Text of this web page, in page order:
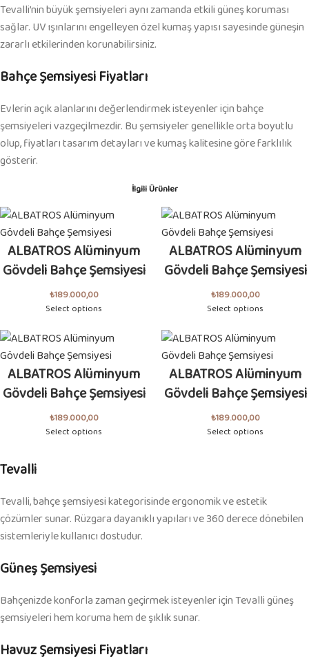
Tevalli’nin büyük şemsiyeleri aynı zamanda etkili güneş koruması
sağlar. UV ışınlarını engelleyen özel kumaş yapısı sayesinde güneşin
zararlı etkilerinden korunabilirsiniz.
Bahçe Şemsiyesi Fiyatları
Evlerin açık alanlarını değerlendirmek isteyenler için bahçe
şemsiyeleri vazgeçilmezdir. Bu şemsiyeler genellikle orta boyutlu
olup, fiyatları tasarım detayları ve kumaş kalitesine göre farklılık
gösterir.
İlgili Ürünler
ALBATROS Alüminyum
Gövdeli Bahçe Şemsiyesi
₺189.000,00
Select options
ALBATROS Alüminyum
Gövdeli Bahçe Şemsiyesi
₺189.000,00
Select options
ALBATROS Alüminyum
Gövdeli Bahçe Şemsiyesi
₺189.000,00
Select options
ALBATROS Alüminyum
Gövdeli Bahçe Şemsiyesi
₺189.000,00
Select options
Tevalli
Tevalli, bahçe şemsiyesi kategorisinde ergonomik ve estetik
çözümler sunar. Rüzgara dayanıklı yapıları ve 360 derece dönebilen
sistemleriyle kullanıcı dostudur.
Güneş Şemsiyesi
Bahçenizde konforla zaman geçirmek isteyenler için Tevalli güneş
şemsiyeleri hem koruma hem de şıklık sunar.
Havuz Şemsiyesi Fiyatları